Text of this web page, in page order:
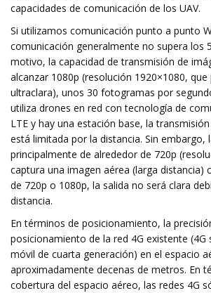
capacidades de comunicación de los UAV.
Si utilizamos comunicación punto a punto
comunicación generalmente no supera los
motivo, la capacidad de transmisión de
alcanzar 1080p (resolución 1920×1080, que
ultraclara), unos 30 fotogramas por
utiliza drones en red con tecnología de
LTE y hay una estación base, la
está limitada por la distancia. Sin embargo,
principalmente de alrededor de 720p
captura una imagen aérea (larga distancia)
de 720p o 1080p, la salida no será clara
distancia.
En términos de posicionamiento, la
posicionamiento de la red 4G existente (4G
móvil de cuarta generación) en el espacio
aproximadamente decenas de metros. En
cobertura del espacio aéreo, las redes 4G